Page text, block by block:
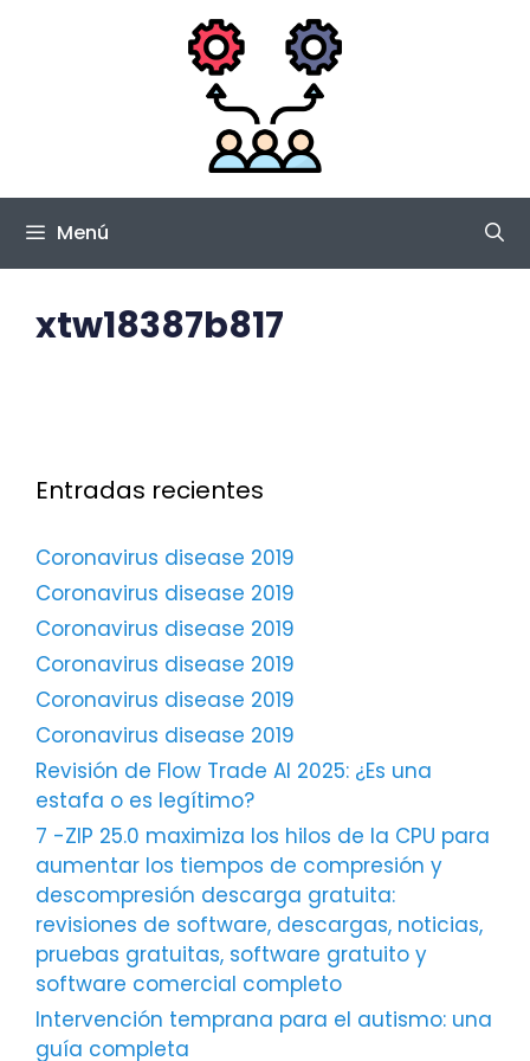
Menú
xtw18387b817
Entradas recientes
Coronavirus disease 2019
Coronavirus disease 2019
Coronavirus disease 2019
Coronavirus disease 2019
Coronavirus disease 2019
Coronavirus disease 2019
Revisión de Flow Trade AI 2025: ¿Es una
estafa o es legítimo?
7 -ZIP 25.0 maximiza los hilos de la CPU para
aumentar los tiempos de compresión y
descompresión descarga gratuita:
revisiones de software, descargas, noticias,
pruebas gratuitas, software gratuito y
software comercial completo
Intervención temprana para el autismo: una
guía completa